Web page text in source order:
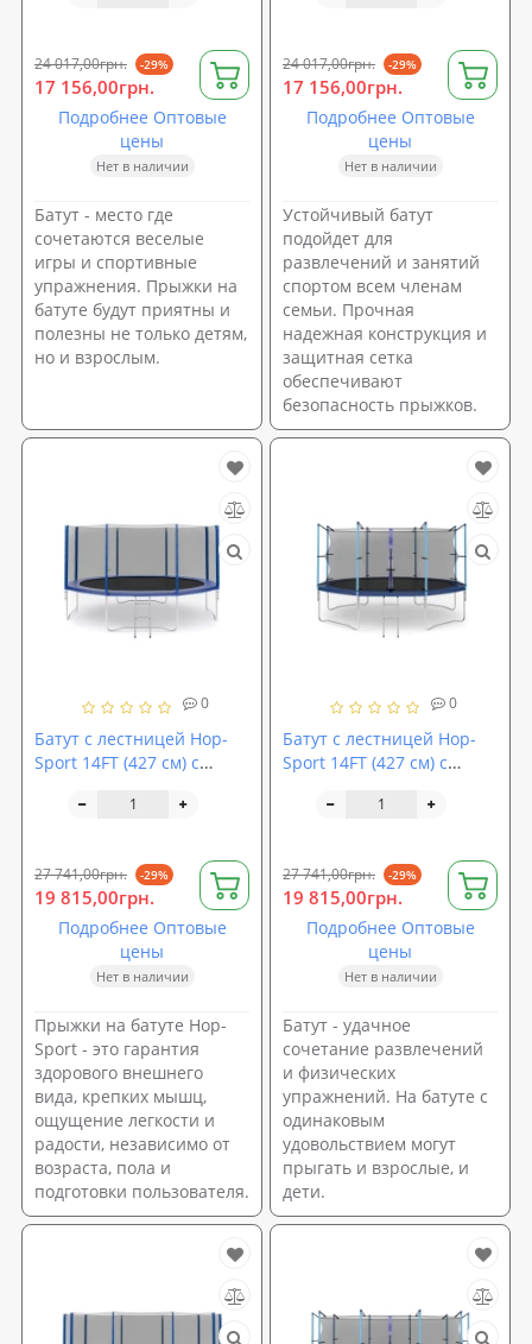
24 017,00грн. -29%
17 156,00грн.
Подробнее Оптовые
цены
Нет в наличии
Батут - место где
сочетаются веселые
игры и спортивные
упражнения. Прыжки на
батуте будут приятны и
полезны не только детям,
но и взрослым.
24 017,00грн. -29%
17 156,00грн.
Подробнее Оптовые
цены
Нет в наличии
Устойчивый батут
подойдет для
развлечений и занятий
спортом всем членам
семьи. Прочная
надежная конструкция и
защитная сетка
обеспечивают
безопасность прыжков.
0
Батут с лестницей Hop-
Sport 14FT (427 см) с
27 741,00грн. -29%
19 815,00грн.
Подробнее Оптовые
цены
Нет в наличии
Прыжки на батуте Hop-
Sport - это гарантия
здорового внешнего
вида, крепких мышц,
ощущение легкости и
радости, независимо от
возраста, пола и
подготовки пользователя.
0
Батут с лестницей Hop-
Sport 14FT (427 см) с
27 741,00грн. -29%
19 815,00грн.
Подробнее Оптовые
цены
Нет в наличии
Батут - удачное
сочетание развлечений
и физических
упражнений. На батуте с
одинаковым
удовольствием могут
прыгать и взрослые, и
дети.